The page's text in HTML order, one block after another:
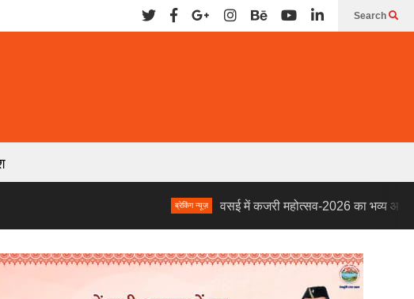
Search
वसई में कजरी महोत्सव-2026 का भव्य आयोजन, संजोली